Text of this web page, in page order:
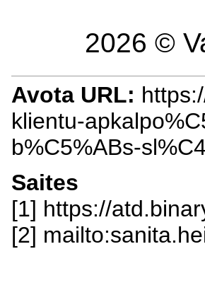
2026 ©
Avota URL:
klientu-
b%C5%ABs-
Saites
[1] https://
[2]